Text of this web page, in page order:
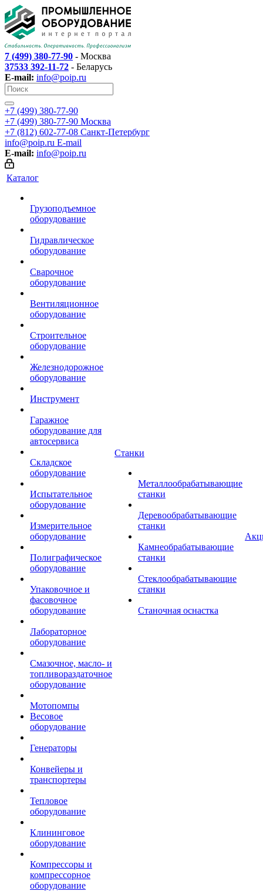
7 (499) 380-77-90 - Москва
37533 392-11-72 - Беларусь
E-mail: info@poip.ru
+7 (499) 380-77-90
+7 (499) 380-77-90 Москва
+7 (812) 602-77-08 Санкт-Петербург
info@poip.ru E-mail
E-mail: info@poip.ru
Каталог
Грузоподъемное
оборудование
Гидравлическое
оборудование
Сварочное
оборудование
Вентиляционное
оборудование
Строительное
оборудование
Железнодорожное
оборудование
Инструмент
Гаражное
оборудование для
автосервиса
Складское
оборудование
Испытательное
оборудование
Измерительное
оборудование
Полиграфическое
оборудование
Упаковочное и
фасовочное
оборудование
Лабораторное
оборудование
Смазочное, масло- и
топливораздаточное
оборудование
Мотопомпы
Весовое
оборудование
Генераторы
Конвейеры и
транспортеры
Тепловое
оборудование
Клининговое
оборудование
Компрессоры и
компрессорное
оборудование
Станки
Металлообрабатывающие
станки
Деревообрабатывающие
станки
Камнеобрабатывающие
станки
Стеклообрабатывающие
станки
Станочная оснастка